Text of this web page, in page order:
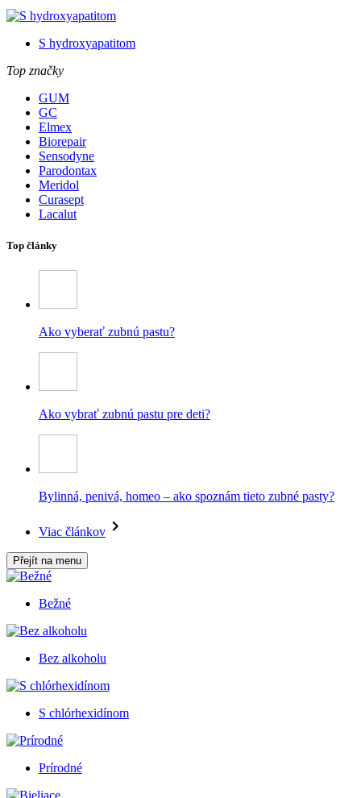
S hydroxyapatitom
Top značky
GUM
GC
Elmex
Biorepair
Sensodyne
Parodontax
Meridol
Curasept
Lacalut
Top články
Ako vyberať zubnú pastu?
Ako vybrať zubnú pastu pre deti?
Bylinná, penivá, homeo – ako spoznám tieto zubné pasty?
Viac článkov
Přejít na menu
Bežné
Bez alkoholu
S chlórhexidínom
Prírodné